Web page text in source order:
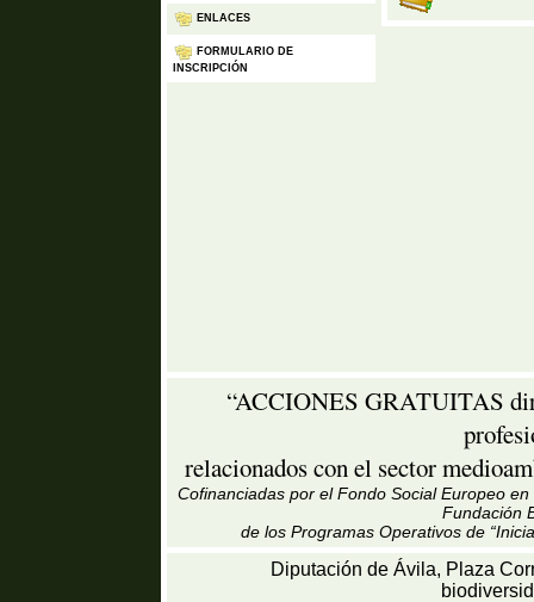
ENLACES
FORMULARIO DE
INSCRIPCIÓN
“ACCIONES GRATUITAS
relacionados con el sector
Cofinanciadas por el Fondo Social Europeo
Fundación
de los Programas Operativos de
Diputación de Ávila, Plaza